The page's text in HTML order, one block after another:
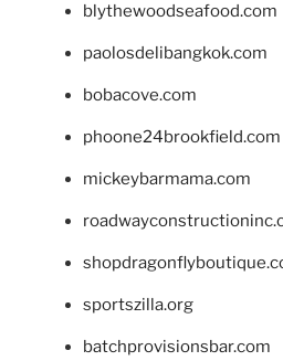
blythewoodseafood.com
paolosdelibangkok.com
bobacove.com
phoone24brookfield.com
mickeybarmama.com
sportszilla.org
batchprovisionsbar.com